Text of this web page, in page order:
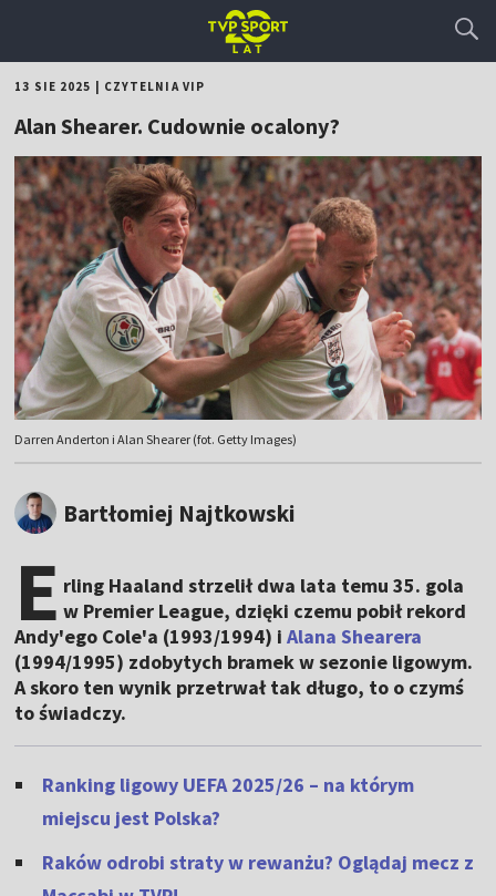
13 SIE 2025 CZYTELNIA VIP
Alan Shearer. Cudownie ocalony?
Darren Anderton i Alan Shearer (fot. Getty Images)
Bartłomiej Najtkowski
E rling Haaland strzelił dwa lata temu 35. gola
w Premier League, dzięki czemu pobił rekord
Andy'ego Cole'a (1993/1994) iAlana Shearera
(1994/1995) zdobytych bramek w sezonie ligowym.
A skoro ten wynik przetrwał tak długo, to o czymś
to świadczy.
Ranking ligowy UEFA 2025/26 – na którym
miejscu jest Polska?
Raków odrobi straty w rewanżu? Oglądaj mecz z